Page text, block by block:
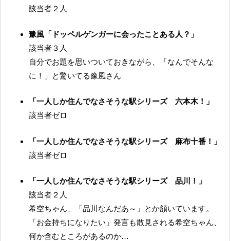
該当者２人
豫風「ドッペルゲンガーに会ったことある人？」
該当者３人
自分でお題を思いついておきながら、「なんでそんな
に！」と驚いてる豫風さん
「一人しか住んでなさそうな駅シリーズ 六本木！」
該当者ゼロ
「一人しか住んでなさそうな駅シリーズ 麻布十番！」
該当者ゼロ
「一人しか住んでなさそうな駅シリーズ 品川！」
該当者２人
希空ちゃん、「品川なんだあ～」とか頷いています。
「お金持ちになりたい」発言も散見される希空ちゃん、
何か含むところがあるのか…